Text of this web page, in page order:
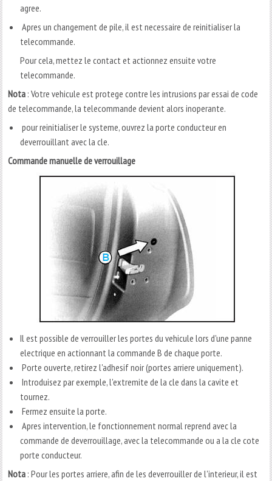
agree.
Apres un changement de pile, il est necessaire de reinitialiser la
telecommande.
Pour cela, mettez le contact et actionnez ensuite votre
telecommande.
Nota : Votre vehicule est protege contre les intrusions par essai de code
de telecommande, la telecommande devient alors inoperante.
pour reinitialiser le systeme, ouvrez la porte conducteur en
deverrouillant avec la cle.
Commande manuelle de verrouillage
Il est possible de verrouiller les portes du vehicule lors d'une panne
electrique en actionnant la commande B de chaque porte.
Porte ouverte, retirez l'adhesif noir (portes arriere uniquement).
Introduisez par exemple, l'extremite de la cle dans la cavite et
tournez.
Fermez ensuite la porte.
Apres intervention, le fonctionnement normal reprend avec la
commande de deverrouillage, avec la telecommande ou a la cle cote
porte conducteur.
Nota : Pour les portes arriere, afin de les deverrouiller de l'interieur, il est